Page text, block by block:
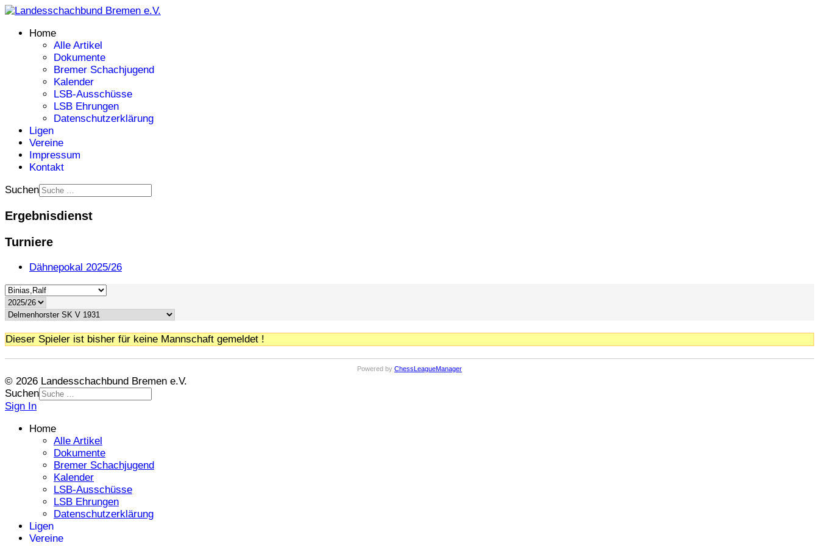
Home
Alle Artikel
Dokumente
Bremer Schachjugend
Kalender
LSB-Ausschüsse
LSB Ehrungen
Datenschutzerklärung
Ligen
Vereine
Impressum
Kontakt
Suchen
Ergebnisdienst
Turniere
Dähnepokal 2025/26
Dieser Spieler ist bisher für keine Mannschaft gemeldet !
Powered by ChessLeagueManager
© 2026 Landesschachbund Bremen e.V.
Suchen
Sign In
Home
Alle Artikel
Dokumente
Bremer Schachjugend
Kalender
LSB-Ausschüsse
LSB Ehrungen
Datenschutzerklärung
Ligen
Vereine